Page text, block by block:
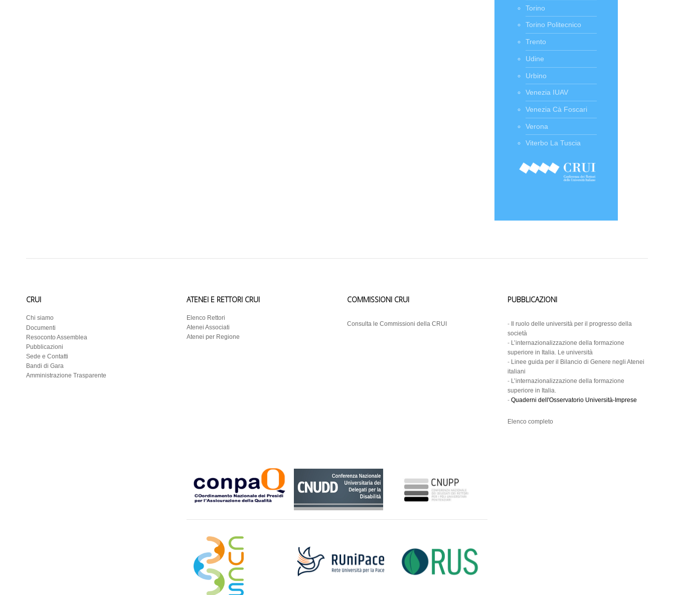
Torino
Torino Politecnico
Trento
Udine
Urbino
Venezia IUAV
Venezia Cà Foscari
Verona
Viterbo La Tuscia
CRUI
Chi siamo
Documenti
Resoconto Assemblea
Pubblicazioni
Sede e Contatti
Bandi di Gara
Amministrazione Trasparente
ATENEI E RETTORI CRUI
Elenco Rettori
Atenei Associati
Atenei per Regione
COMMISSIONI CRUI
Consulta le Commissioni della CRUI
PUBBLICAZIONI
-
Il ruolo delle università per il progresso della
società
- L’internazionalizzazione della formazione
superiore in Italia. Le università
- Linee guida per il Bilancio di Genere negli Atenei
italiani
- L’internazionalizzazione della formazione
superiore in Italia.
- Quaderni dell'Osservatorio Università-Imprese
Elenco completo